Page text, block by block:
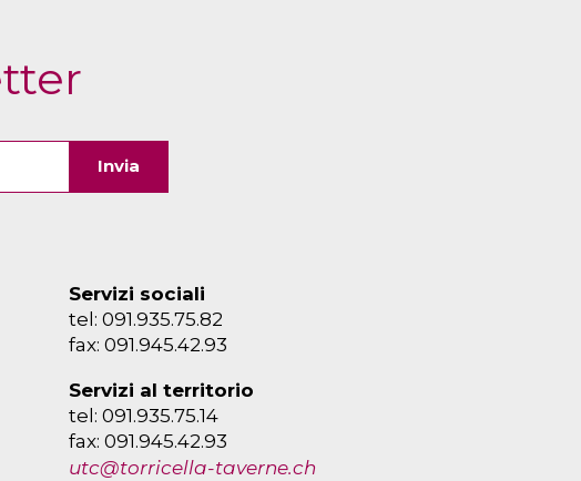
Servizi sociali
tel: 091.935.75.82
fax: 091.945.42.93
Servizi al territorio
tel: 091.935.75.14
fax: 091.945.42.93
utc@torricella-taverne.ch